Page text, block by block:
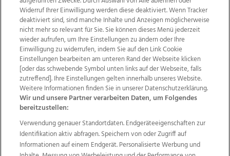
Wir über uns Mediadaten Kontakt
Jobs
Datenschutz
Impressum
AGB Anzeigekunden
AGB Website
Ehrenkodex Politische Werbung
Weitere Angebote des Medienhauses Wimmer
TV1 di-mog-i.at OÖNow
Ischler Woche
Widerruf Ihrer Einwilligung werden diese deaktiviert. Wenn Tracker
deaktiviert sind, sind manche Inhalte und Anzeigen möglicherweise
nicht mehr so relevant für Sie. Sie können dieses Menü jederzeit
wieder aufrufen, um Ihre Einstellungen zu ändern oder Ihre
Einwilligung zu widerrufen, indem Sie auf den Link Cookie
Einstellungen bearbeiten am unteren Rand der Webseite klicken
[oder das schwebende Symbol unten links auf der Webseite, falls
zutreffend]. Ihre Einstellungen gelten innerhalb unseres Website.
Weitere Informationen finden Sie in unserer Datenschutzerklärung.
Wir und unsere Partner verarbeiten Daten, um Folgendes
bereitzustellen:
Verwendung genauer Standortdaten. Endgeräteeigenschaften zur
Identifikation aktiv abfragen. Speichern von oder Zugriff auf
Informationen auf einem Endgerät. Personalisierte Werbung und